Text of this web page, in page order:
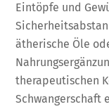
Eintöpfe und
ätherische Öle
therapeutischen
Schwangerschaft